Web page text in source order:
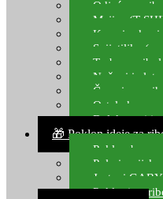
Odjeća za
Majice (T-
Kape i
Svijetiljke
Torbe za
Noževi i alat
Čamci za
Ostala kamp
Dalekozori i
🎁 Poklon ideje za
Poklon bon
Polarizacijske
Jastuci
Pokloni za